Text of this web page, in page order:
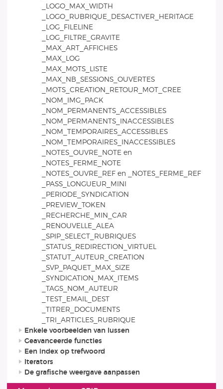
_LOGO_MAX_WIDTH
_LOGO_RUBRIQUE_DESACTIVER_HERITAGE
_LOG_FILELINE
_LOG_FILTRE_GRAVITE
_MAX_ART_AFFICHES
_MAX_LOG
_MAX_MOTS_LISTE
_MAX_NB_SESSIONS_OUVERTES
_MOTS_CREATION_RETOUR_MOT_CREE
_NOM_IMG_PACK
_NOM_PERMANENTS_ACCESSIBLES
_NOM_PERMANENTS_INACCESSIBLES
_NOM_TEMPORAIRES_ACCESSIBLES
_NOM_TEMPORAIRES_INACCESSIBLES
_NOTES_OUVRE_NOTE en
_NOTES_FERME_NOTE
_NOTES_OUVRE_REF en _NOTES_FERME_REF
_PASS_LONGUEUR_MINI
_PERIODE_SYNDICATION
_PREVIEW_TOKEN
_RECHERCHE_MIN_CAR
_RENOUVELLE_ALEA
_SPIP_SELECT_RUBRIQUES
_STATUS_REDIRECTION_VIRTUEL
_STATUT_AUTEUR_CREATION
_SVP_PAQUET_MAX_SIZE
_SYNDICATION_MAX_ITEMS
_TAGS_NOM_AUTEUR
_TEST_EMAIL_DEST
_TITRER_DOCUMENTS
_TRI_ARTICLES_RUBRIQUE
Enkele voorbeelden van lussen
Geavanceerde functies
Een index op trefwoord
Iterators
De grafische weergave aanpassen